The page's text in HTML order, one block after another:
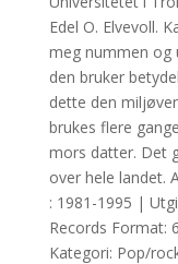
Edel O. Elvevoll.
meg nummen og
den bruker
dette den
brukes flere
mors datter. Det
over hele landet.
: 1981-1995 |
Records Format:
Kategori: Pop/